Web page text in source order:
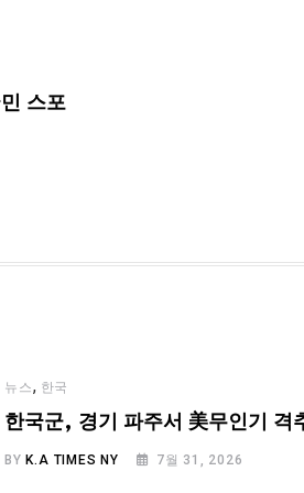
스포
뉴스, 한국
한국군, 경기 파주서 美무인기 격
BYK.A TIMES NY 7월 31, 2026